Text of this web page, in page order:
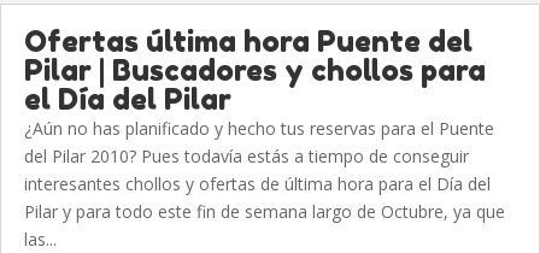
Ofertas última hora Puente del
Pilar | Buscadores y chollos para
el Día del Pilar
¿Aún no has planificado y hecho tus reservas para el Puente
del Pilar 2010? Pues todavía estás a tiempo de conseguir
interesantes chollos y ofertas de última hora para el Día del
Pilar y para todo este fin de semana largo de Octubre, ya que
las...